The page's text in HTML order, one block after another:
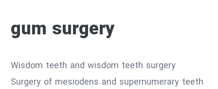
gum surgery
Wisdom teeth and wisdom teeth surgery
Surgery of mesiodens and supernumerary teeth